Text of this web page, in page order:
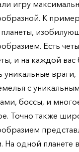
игру
К
Есть
и на каждой вас
уникальные враги,
с
боссы, и
Точно также
На одной планете